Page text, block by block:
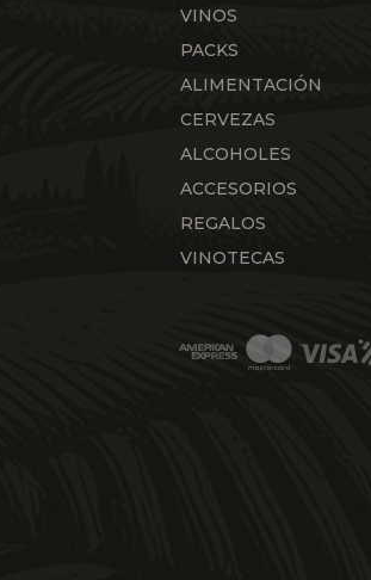
VINOS
PACKS
ALIMENTACIÓN
CERVEZAS
ALCOHOLES
ACCESORIOS
REGALOS
VINOTECAS